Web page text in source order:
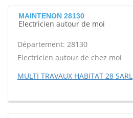
MAINTENON 28130
Electricien autour de moi
Département: 28130
Electricien autour de chez moi
MULTI TRAVAUX HABITAT 28 SARL